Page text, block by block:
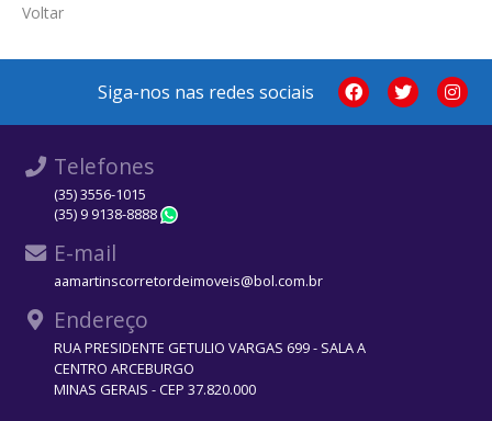
Voltar
Siga-nos nas redes sociais
Telefones
(35) 3556-1015
(35) 9 9138-8888
E-mail
aamartinscorretordeimoveis@bol.com.br
Endereço
RUA PRESIDENTE GETULIO VARGAS 699 - SALA A
CENTRO ARCEBURGO
MINAS GERAIS - CEP 37.820.000